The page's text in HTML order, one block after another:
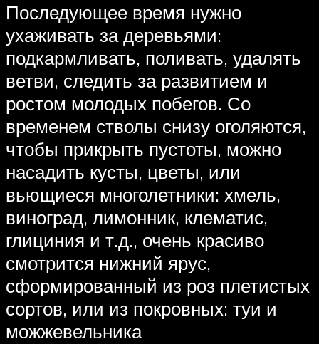
Последующее время нужно
ухаживать за деревьями:
подкармливать, поливать, удалять
ветви, следить за развитием и
ростом молодых побегов. Со
временем стволы снизу оголяются,
чтобы прикрыть пустоты, можно
насадить кусты, цветы, или
вьющиеся многолетники: хмель,
виноград, лимонник, клематис,
глициния и т.д., очень красиво
смотрится нижний ярус,
сформированный из роз плетистых
сортов, или из покровных: туи и
можжевельника